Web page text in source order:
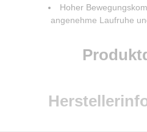
Hoher
angenehme Laufruhe